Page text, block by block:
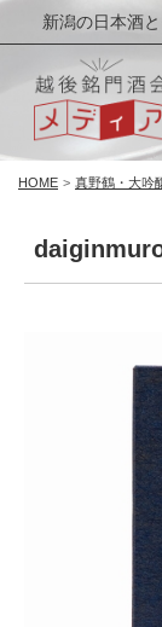
新潟の日本酒
HOME > 真野鶴・大吟